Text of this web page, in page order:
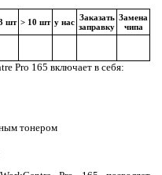
шт > 10 шт у нас Заказать
заправку
Замена
чипа
Pro 165 включает в себя:
тонером